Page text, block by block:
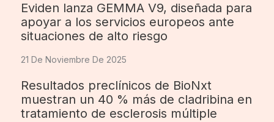
Eviden lanza GEMMA V9, diseñada para
apoyar a los servicios europeos ante
situaciones de alto riesgo
21 De Noviembre De 2025
Resultados preclínicos de BioNxt
muestran un 40 % más de cladribina en
tratamiento de esclerosis múltiple